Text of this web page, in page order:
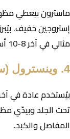
ماسترون بيعطي
إستروجين خفيف.
مثالي في آخر 8-10 أسابيع من التحضير.
4. وينسترول (ستانوزولول)
تحت الجلد وبيدّي
المفاصل والكبد.